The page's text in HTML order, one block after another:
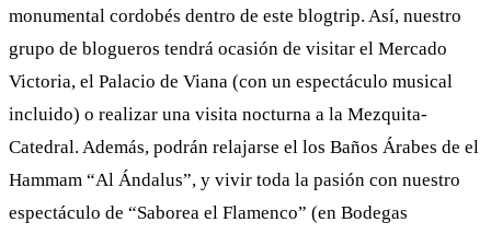
monumental cordobés dentro de este blogtrip. Así, nuestro
grupo de blogueros tendrá ocasión de visitar el Mercado
Victoria, el Palacio de Viana (con un espectáculo musical
incluido) o realizar una visita nocturna a la Mezquita-
Catedral. Además, podrán relajarse el los Baños Árabes de el
Hammam “Al Ándalus”, y vivir toda la pasión con nuestro
espectáculo de “Saborea el Flamenco” (en Bodegas